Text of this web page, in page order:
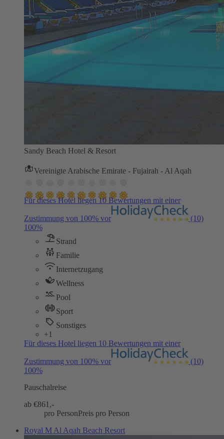
Sandy Beach Hotel & Resort
Vereinigte Arabische Emirate - Fujairah - Al Aqah
Für dieses Hotel liegen 10 Bewertungen mit einer
Zustimmung von 100% vor
(10)
100%
Strand
Familie
Internetzugang
Wellness
Pool
Sport
Sonstiges
+1
Für dieses Hotel liegen 10 Bewertungen mit einer
Zustimmung von 100% vor
(10)
100%
Pauschalreise
ab €861,-
pro PersonPreis pro Person
Royal M Al Aqah Beach Resort